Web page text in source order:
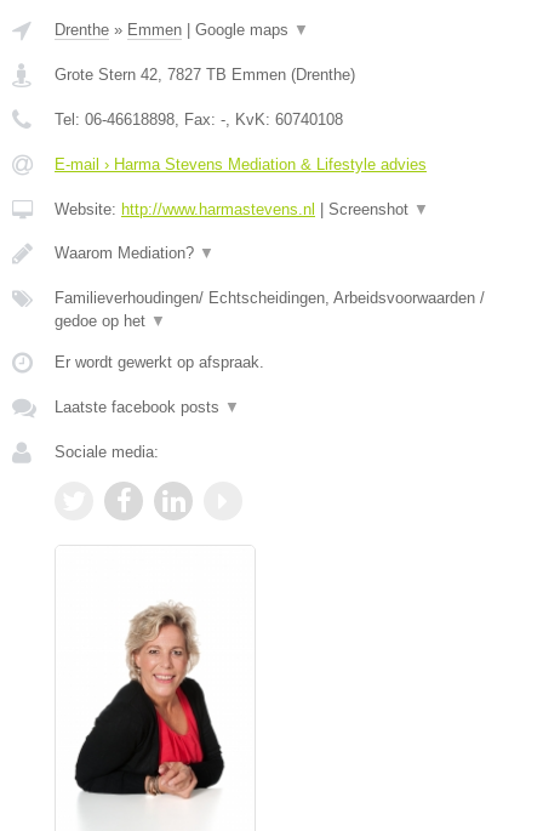
Drenthe » Emmen Google maps ▼
Grote Stern 42, 7827 TB Emmen (Drenthe)
Tel: 06-46618898, Fax: -, KvK: 60740108
E-mail › Harma Stevens Mediation & Lifestyle advies
Website: http://www.harmastevens.nl Screenshot ▼
Waarom Mediation? ▼
Familieverhoudingen/ Echtscheidingen, Arbeidsvoorwaarden /
gedoe op het ▼
Er wordt gewerkt op afspraak.
Laatste facebook posts ▼
Sociale media: